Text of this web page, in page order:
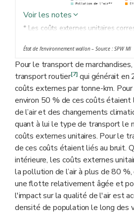
Voir les notes
* Les coûts externes unitaires
** Seules sont considérées les
*** Les effets de coupure
que constituent les infrastructures
ayant des conséquences tant sur la
l’activité humaine.
**** Les effets en amont sont liés
indirectes produites à toutes les
de production et de mise à
sa consommation. Ils permettent
en compte les émissions liées à la
d’électricité pour les véhicules
État de l’environnement wallon – Source : SPW MI
Pour le transport de
transport routier[7] qui générait
coûts externes par tonne-km.
environ 50 % de ces coûts
de l’air et des changements
quant à lui le type de transport le
coûts externes unitaires. Pour le
de ces coûts étaient liés au bruit.
intérieure, les coûts externes
la pollution de l’air à plus de 80 %,
une flotte relativement âgée et
l'impact sur la qualité de l'air est
densité de population le long des